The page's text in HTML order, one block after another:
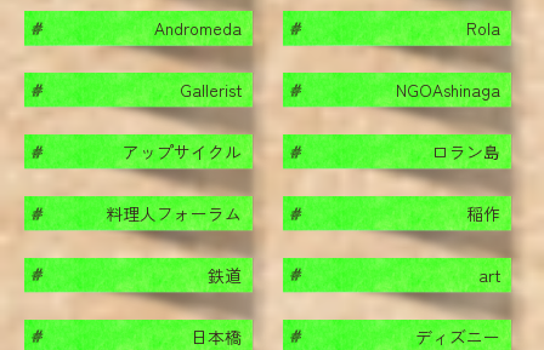
# Andromeda # Rola
# Gallerist # NGOAshinaga
# アップサイクル # ロラン島
# 料理人フォーラム # 稲作
# 鉄道 # art
# 日本橋 # ディズニー